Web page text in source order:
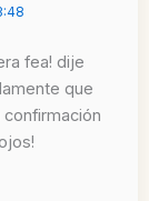
fea! dije
que